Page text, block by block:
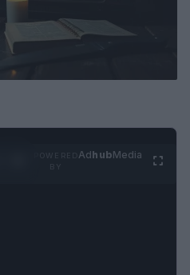
AdhubMedia